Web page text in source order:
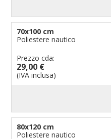
70x100 cm
Poliestere nautico
Prezzo cda:
29,00 €
(IVA inclusa)
80x120 cm
Poliestere nautico